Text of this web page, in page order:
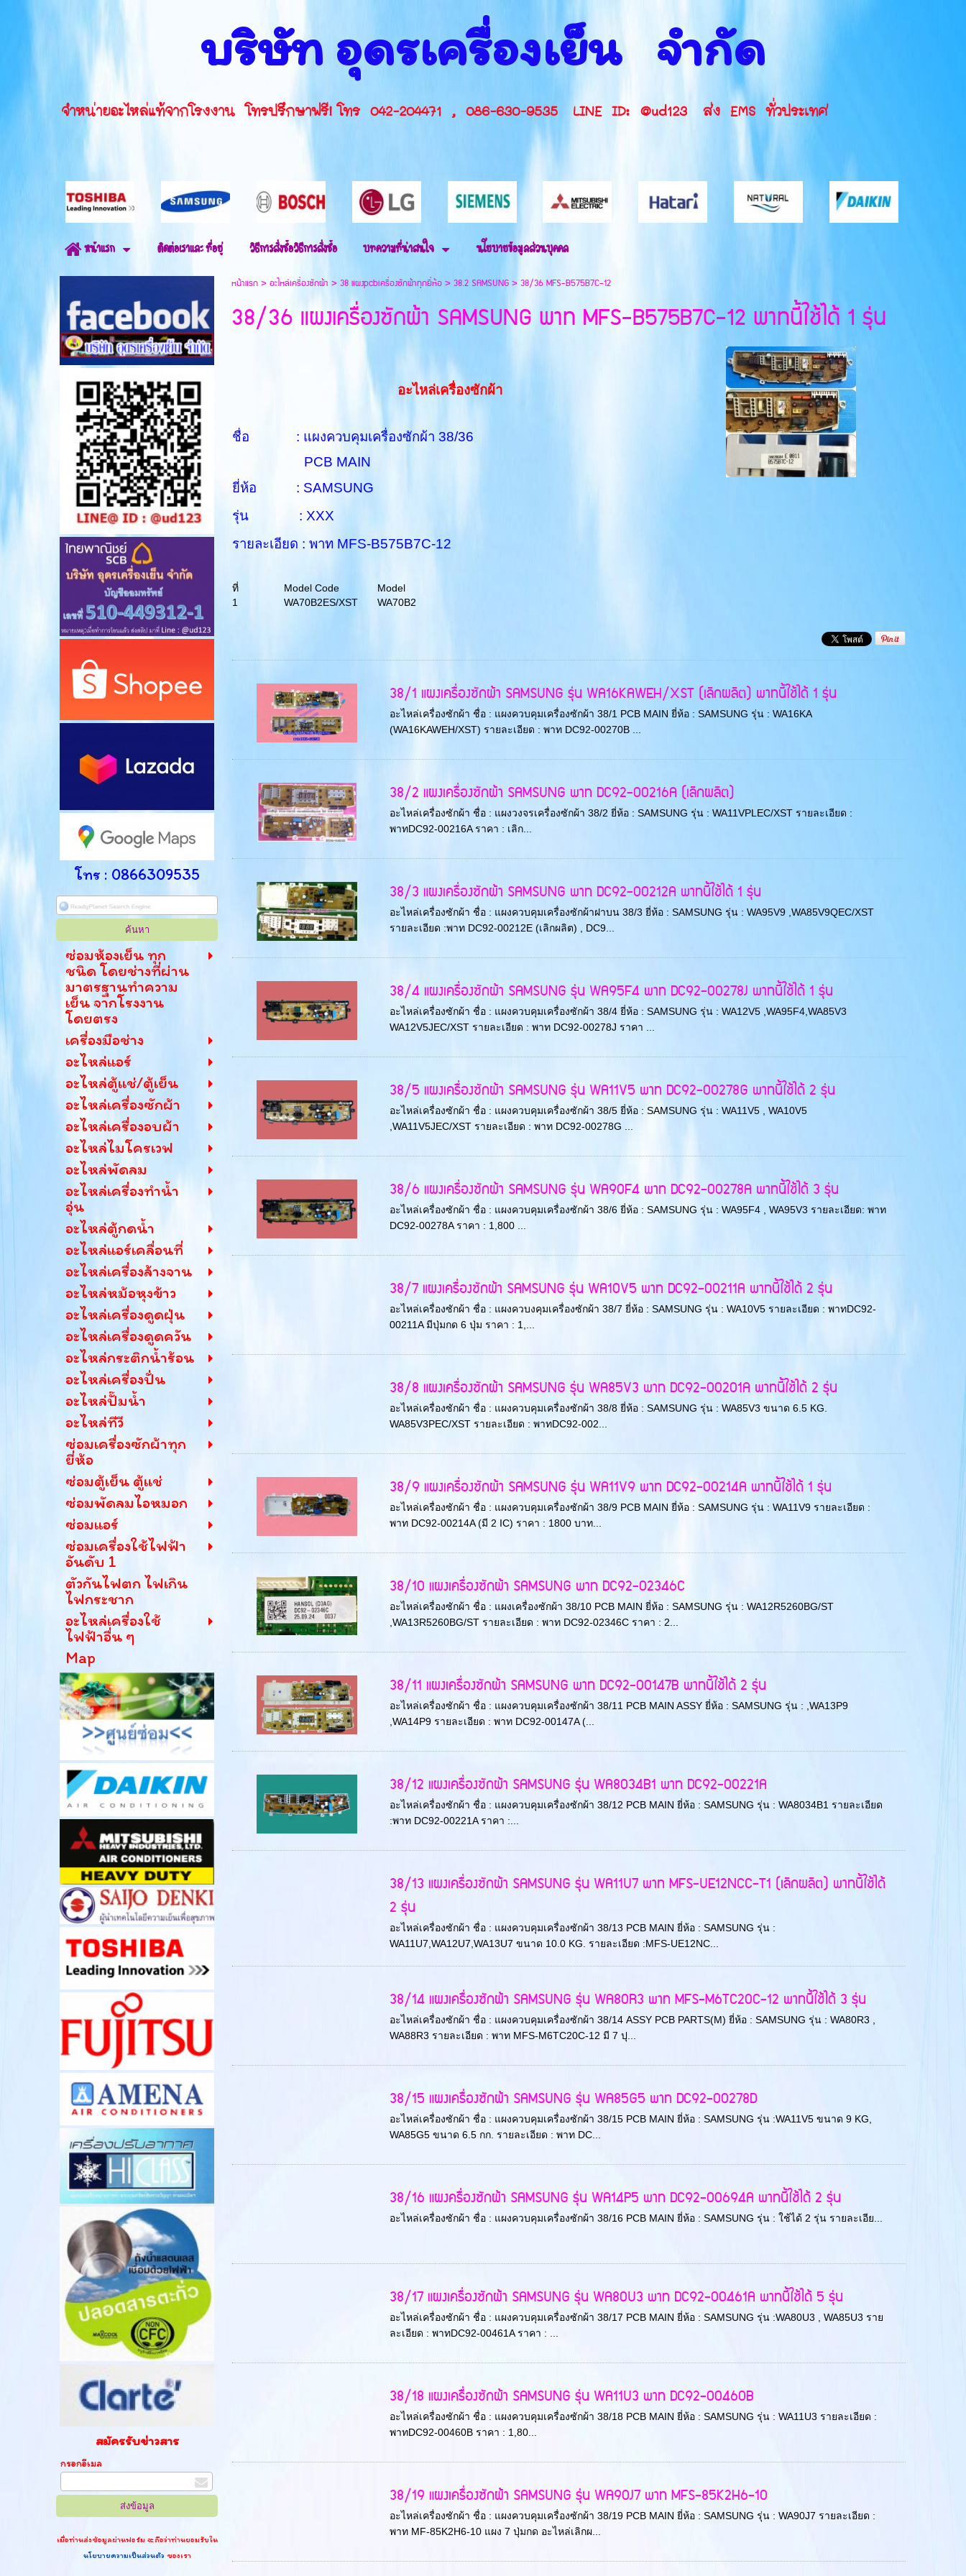
บริษัท อุดรเครื่องเย็น จำกัด
จำหน่ายอะไหล่แท้จากโรงงาน โทรปรึกษาฟรี! โทร 042-204471 , 086-630-9535 LINE ID: @ud123 ส่ง EMS ทั่วประเทศ
หน้าแรก ติดต่อเราและ ที่อยู่ วิธีการสั่งซื้อวิธีการสั่งซื้อ บทความที่น่าสนใจ นโยบายข้อมูลส่วนบุคคล
โทร : 0866309535
ซ่อมห้องเย็น ทุก
ชนิด โดยช่างที่ผ่าน
มาตรฐานทำความ
เย็น จากโรงงาน
โดยตรง
เครื่องมือช่าง
อะไหล่แอร์
อะไหล่ตู้แช่/ตู้เย็น
อะไหล่เครื่องซักผ้า
อะไหล่เครื่องอบผ้า
อะไหล่ไมโครเวฟ
อะไหล่พัดลม
อะไหล่เครื่องทำน้ำ
อุ่น
อะไหล่ตู้กดน้ำ
อะไหล่แอร์เคลื่อนที่
อะไหล่เครื่องล้างจาน
อะไหล่หม้อหุงข้าว
อะไหล่เครื่องดูดฝุ่น
อะไหล่เครื่องดูดควัน
อะไหล่กระติกน้ำร้อน
อะไหล่เครื่องปั่น
อะไหล่ปั๊มน้ำ
อะไหล่ทีวี
ซ่อมเครื่องซักผ้าทุก
ยี่ห้อ
ซ่อมตู้เย็น ตู้แช่
ซ่อมพัดลมไอหมอก
ซ่อมแอร์
ซ่อมเครื่องใช้ไฟฟ้า
อันดับ 1
ตัวกันไฟตก ไฟเกิน
ไฟกระชาก
อะไหล่เครื่องใช้
ไฟฟ้าอื่น ๆ
Map
สมัครรับข่าวสาร
กรอกอีเมล
เมื่อท่านส่งข้อมูลผ่านฟอร์ม จะถือว่าท่านยอมรับใน
นโยบายความเป็นส่วนตัว ของเรา
หน้าแรก>อะไหล่เครื่องซักผ้า >38 แผงpcbเครื่องซักผ้าทุกยี่ห้อ> 38.2 SAMSUNG>38/36 MFS-B575B7C-12
38/36 แผงเครื่องซักผ้า SAMSUNG พาท MFS-B575B7C-12 พาทนี้ใช้ได้ 1 รุ่น
อะไหล่เครื่องซักผ้า
ชื่อ : แผงควบคุมเครื่องซักผ้า 38/36
PCB MAIN
ยี่ห้อ : SAMSUNG
รุ่น : XXX
รายละเอียด : พาท MFS-B575B7C-12
ที่ Model Code
Model
1
WA70B2ES/XST WA70B2
38/1 แผงเครื่องซักผ้า SAMSUNG รุ่น WA16KAWEH/XST (เลิกผลิต) พาทนี้ใช้ได้ 1 รุ่น
อะไหล่เครื่องซักผ้า ชื่อ : แผงควบคุมเครื่องซักผ้า 38/1 PCB MAIN ยี่ห้อ : SAMSUNG รุ่น : WA16KA
(WA16KAWEH/XST) รายละเอียด : พาท DC92-00270B ...
38/2 แผงเครื่องซักผ้า SAMSUNG พาท DC92-00216A (เลิกผลิต)
อะไหล่เครื่องซักผ้า ชื่อ : แผงวงจรเครื่องซักผ้า 38/2 ยี่ห้อ : SAMSUNG รุ่น : WA11VPLEC/XST รายละเอียด :
พาทDC92-00216A ราคา : เลิก...
38/3 แผงเครื่องซักผ้า SAMSUNG พาท DC92-00212A พาทนี้ใช้ได้ 1 รุ่น
อะไหล่เครื่องซักผ้า ชื่อ : แผงควบคุมเครื่องซักผ้าฝาบน 38/3 ยี่ห้อ : SAMSUNG รุ่น : WA95V9 ,WA85V9QEC/XST
รายละเอียด :พาท DC92-00212E (เลิกผลิต) , DC9...
38/4 แผงเครื่องซักผ้า SAMSUNG รุ่น WA95F4 พาท DC92-00278J พาทนี้ใช้ได้ 1 รุ่น
อะไหล่เครื่องซักผ้า ชื่อ : แผงควบคุมเครื่องซักผ้า 38/4 ยี่ห้อ : SAMSUNG รุ่น : WA12V5 ,WA95F4,WA85V3
WA12V5JEC/XST รายละเอียด : พาท DC92-00278J ราคา ...
38/5 แผงเครื่องซักผ้า SAMSUNG รุ่น WA11V5 พาท DC92-00278G พาทนี้ใช้ได้ 2 รุ่น
อะไหล่เครื่องซักผ้า ชื่อ : แผงควบคุมเครื่องซักผ้า 38/5 ยี่ห้อ : SAMSUNG รุ่น : WA11V5 , WA10V5
,WA11V5JEC/XST รายละเอียด : พาท DC92-00278G ...
38/6 แผงเครื่องซักผ้า SAMSUNG รุ่น WA90F4 พาท DC92-00278A พาทนี้ใช้ได้ 3 รุ่น
อะไหล่เครื่องซักผ้า ชื่อ : แผงควบคุมเครื่องซักผ้า 38/6 ยี่ห้อ : SAMSUNG รุ่น : WA95F4 , WA95V3 รายละเอียด: พาท
DC92-00278A ราคา : 1,800 ...
38/7 แผงเครื่องซักผ้า SAMSUNG รุ่น WA10V5 พาท DC92-00211A พาทนี้ใช้ได้ 2 รุ่น
อะไหล่เครื่องซักผ้า ชื่อ : แผงควบงคุมเครื่องซักผ้า 38/7 ยี่ห้อ : SAMSUNG รุ่น : WA10V5 รายละเอียด : พาทDC92-
00211A มีปุ่มกด 6 ปุ่ม ราคา : 1,...
38/8 แผงเครื่องซักผ้า SAMSUNG รุ่น WA85V3 พาท DC92-00201A พาทนี้ใช้ได้ 2 รุ่น
อะไหล่เครื่องซักผ้า ชื่อ : แผงควบคุมเครื่องซักผ้า 38/8 ยี่ห้อ : SAMSUNG รุ่น : WA85V3 ขนาด 6.5 KG.
WA85V3PEC/XST รายละเอียด : พาทDC92-002...
38/9 แผงเครื่องซักผ้า SAMSUNG รุ่น WA11V9 พาท DC92-00214A พาทนี้ใช้ได้ 1 รุ่น
อะไหล่เครื่องซักผ้า ชื่อ : แผงควบคุมเครื่องซักผ้า 38/9 PCB MAIN ยี่ห้อ : SAMSUNG รุ่น : WA11V9 รายละเอียด :
พาท DC92-00214A (มี 2 IC) ราคา : 1800 บาท...
38/10 แผงเครื่องซักผ้า SAMSUNG พาท DC92-02346C
อะไหล่เครื่องซักผ้า ชื่อ : แผงเครื่องซักผ้า 38/10 PCB MAIN ยี่ห้อ : SAMSUNG รุ่น : WA12R5260BG/ST
,WA13R5260BG/ST รายละเอียด : พาท DC92-02346C ราคา : 2...
38/11 แผงเครื่องซักผ้า SAMSUNG พาท DC92-00147B พาทนี้ใช้ได้ 2 รุ่น
อะไหล่เครื่องซักผ้า ชื่อ : แผงควบคุมเครื่องซักผ้า 38/11 PCB MAIN ASSY ยี่ห้อ : SAMSUNG รุ่น : ,WA13P9
,WA14P9 รายละเอียด : พาท DC92-00147A (...
38/12 แผงเครื่องซักผ้า SAMSUNG รุ่น WA8034B1 พาท DC92-00221A
อะไหล่เครื่องซักผ้า ชื่อ : แผงควบคุมเครื่องซักผ้า 38/12 PCB MAIN ยี่ห้อ : SAMSUNG รุ่น : WA8034B1 รายละเอียด
:พาท DC92-00221A ราคา :...
38/13 แผงเครื่องซักผ้า SAMSUNG รุ่น WA11U7 พาท MFS-UE12NCC-T1 (เลิกผลิต) พาทนี้ใช้ได้
2 รุ่น
อะไหล่เครื่องซักผ้า ชื่อ : แผงควบคุมเครื่องซักผ้า 38/13 PCB MAIN ยี่ห้อ : SAMSUNG รุ่น :
WA11U7,WA12U7,WA13U7 ขนาด 10.0 KG. รายละเอียด :MFS-UE12NC...
38/14 แผงเครื่องซักผ้า SAMSUNG รุ่น WA80R3 พาท MFS-M6TC20C-12 พาทนี้ใช้ได้ 3 รุ่น
อะไหล่เครื่องซักผ้า ชื่อ : แผงควบคุมเครื่องซักผ้า 38/14 ASSY PCB PARTS(M) ยี่ห้อ : SAMSUNG รุ่น : WA80R3 ,
WA88R3 รายละเอียด : พาท MFS-M6TC20C-12 มี 7 ปุ...
38/15 แผงเครื่องซักผ้า SAMSUNG รุ่น WA85G5 พาท DC92-00278D
อะไหล่เครื่องซักผ้า ชื่อ : แผงควบคุมเครื่องซักผ้า 38/15 PCB MAIN ยี่ห้อ : SAMSUNG รุ่น :WA11V5 ขนาด 9 KG,
WA85G5 ขนาด 6.5 กก. รายละเอียด : พาท DC...
38/16 แผงครื่องซักผ้า SAMSUNG รุ่น WA14P5 พาท DC92-00694A พาทนี้ใช้ได้ 2 รุ่น
อะไหล่เครื่องซักผ้า ชื่อ : แผงควบคุมเครื่องซักผ้า 38/16 PCB MAIN ยี่ห้อ : SAMSUNG รุ่น : ใช้ได้ 2 รุ่น รายละเอีย...
38/17 แผงเครื่องซักผ้า SAMSUNG รุ่น WA80U3 พาท DC92-00461A พาทนี้ใช้ได้ 5 รุ่น
อะไหล่เครื่องซักผ้า ชื่อ : แผงควบคุมเครื่องซักผ้า 38/17 PCB MAIN ยี่ห้อ : SAMSUNG รุ่น :WA80U3 , WA85U3 ราย
ละเอียด : พาทDC92-00461A ราคา : ...
38/18 แผงเครื่องซักผ้า SAMSUNG รุ่น WA11U3 พาท DC92-00460B
อะไหล่เครื่องซักผ้า ชื่อ : แผงควบคุมเครื่องซักผ้า 38/18 PCB MAIN ยี่ห้อ : SAMSUNG รุ่น : WA11U3 รายละเอียด :
พาทDC92-00460B ราคา : 1,80...
38/19 แผงเครื่องซักผ้า SAMSUNG รุ่น WA90J7 พาท MFS-85K2H6-10
อะไหล่เครื่องซักผ้า ชื่อ : แผงควบคุมเครื่องซักผ้า 38/19 PCB MAIN ยี่ห้อ : SAMSUNG รุ่น : WA90J7 รายละเอียด :
พาท MF-85K2H6-10 แผง 7 ปุ่มกด อะไหล่เลิกผ...